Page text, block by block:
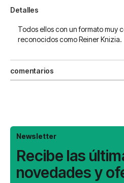
Detalles
Todos ellos con un formato muy
reconocidos como Reiner Knizia.
comentarios
Newsletter
Recibe las
novedades y